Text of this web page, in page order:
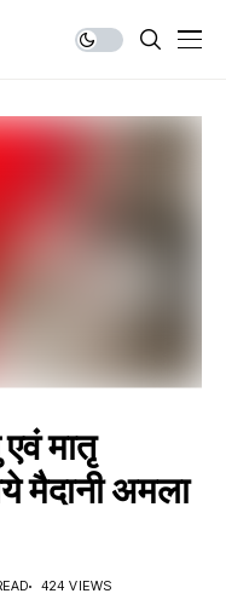
मातृ
मैदानी अमला
424 VIEWS